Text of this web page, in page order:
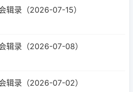
辑录（2026-07-15）
辑录（2026-07-08）
辑录（2026-07-02）